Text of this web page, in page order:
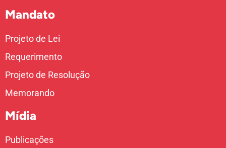
Mandato
Projeto de Lei
Requerimento
Projeto de Resolução
Memorando
Mídia
Publicações